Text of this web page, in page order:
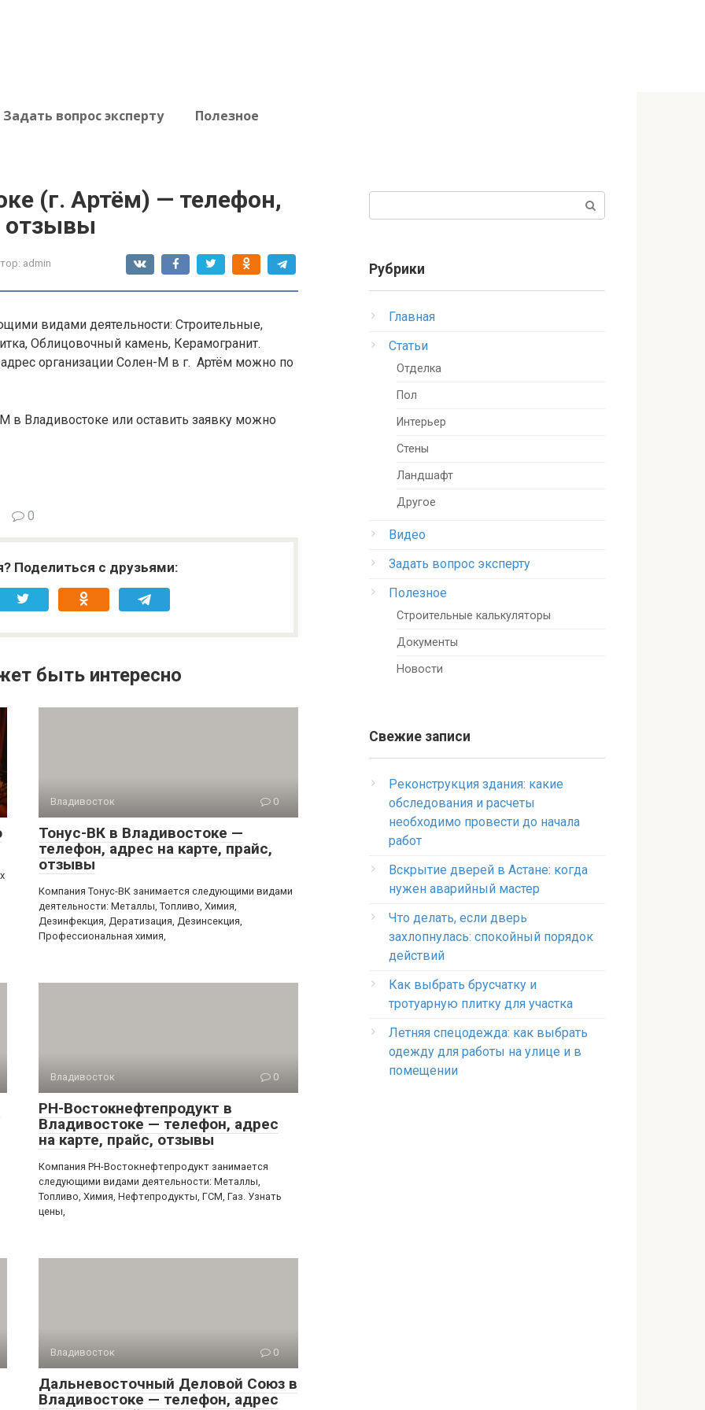
Задать вопрос эксперту Полезное
(г. Артём) — телефон,
отзывы
admin
видами деятельности: Строительные,
Облицовочный камень, Керамогранит.
организации Солен-М в г. Артём можно по
в Владивостоке или оставить заявку можно
0
Поделиться с друзьями:
быть интересно
Владивосток 0
Тонус-ВК в Владивостоке —
телефон, адрес на карте, прайс,
отзывы
Компания Тонус-ВК занимается следующими видами
деятельности: Металлы, Топливо, Химия,
Дезинфекция, Дератизация, Дезинсекция,
Профессиональная химия,
Владивосток 0
РН-Востокнефтепродукт в
Владивостоке — телефон, адрес
на карте, прайс, отзывы
Компания РН-Востокнефтепродукт занимается
следующими видами деятельности: Металлы,
Топливо, Химия, Нефтепродукты, ГСМ, Газ. Узнать
цены,
Владивосток 0
Дальневосточный Деловой Союз в
Владивостоке — телефон, адрес
Рубрики
Главная
Статьи
Отделка
Пол
Интерьер
Стены
Ландшафт
Другое
Видео
Задать вопрос эксперту
Полезное
Строительные калькуляторы
Документы
Новости
Свежие записи
Реконструкция здания: какие
обследования и расчеты
необходимо провести до начала
работ
Вскрытие дверей в Астане: когда
нужен аварийный мастер
Что делать, если дверь
захлопнулась: спокойный порядок
действий
Как выбрать брусчатку и
тротуарную плитку для участка
Летняя спецодежда: как выбрать
одежду для работы на улице и в
помещении